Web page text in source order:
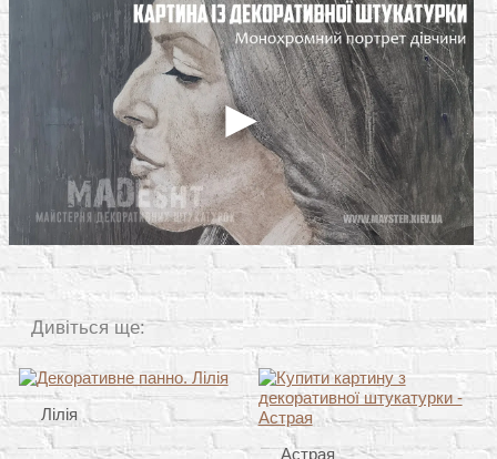
Дивіться ще:
Лілія
Астрая